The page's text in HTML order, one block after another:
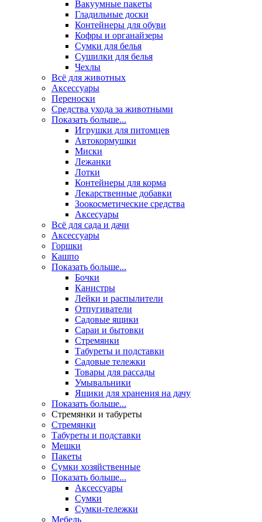
Вакуумные пакеты
Гладильные доски
Контейнеры для обуви
Кофры и органайзеры
Сумки для белья
Сушилки для белья
Чехлы
Всё для животных
Аксесcуары
Переноски
Средства ухода за животными
Показать больше...
Игрушки для питомцев
Автокормушки
Миски
Лежанки
Лотки
Контейнеры для корма
Лекарственные добавки
Зоокосметические средства
Аксесуары
Всё для сада и дачи
Аксессуары
Горшки
Кашпо
Показать больше...
Бочки
Канистры
Лейки и распылители
Отпугиватели
Садовые ящики
Сараи и бытовки
Стремянки
Табуреты и подставки
Садовые тележки
Товары для рассады
Умывальники
Ящики для хранения на дачу
Показать больше...
Стремянки и табуреты
Стремянки
Табуреты и подставки
Мешки
Пакеты
Сумки хозяйственные
Показать больше...
Аксессуары
Сумки
Сумки-тележки
Мебель